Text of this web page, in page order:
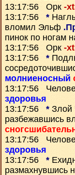
13:17:56 Орк -
13:17:56 *
вломил Эльф
пинок по ногам
13:17:56 Орк -
13:17:56 *
молниеносный
13:17:56
здоровья
13:17:56 * Злой
разбежавшись
13:17:56
здоровья
13:17:56 *
размахнувшись